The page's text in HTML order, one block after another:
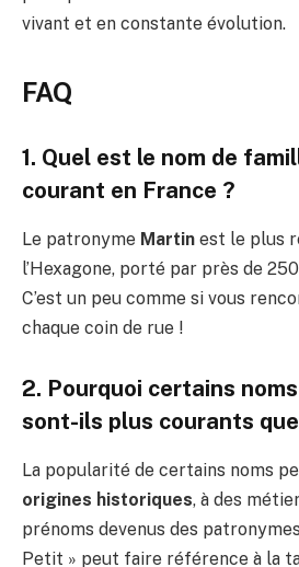
vivant et en constante évolution.
FAQ
1. Quel est le nom de
courant en France ?
Le patronyme Martin est le plus
l’Hexagone, porté par près de
C’est un peu comme si vous
chaque coin de rue !
2. Pourquoi certains
sont-ils plus courants que
La popularité de certains noms
origines historiques, à des
prénoms devenus des
Petit » peut faire référence à la